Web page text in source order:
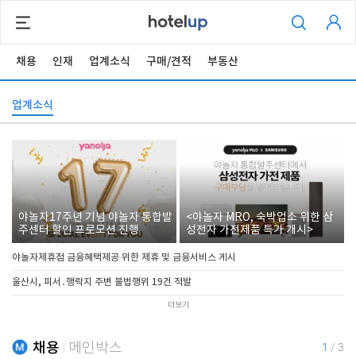
채용 인재 업계소식 구매/견적 부동산
업계소식
야놀자17주년 기념 야놀자 통합발
주센터 할인 프로모션 진행
<야놀자 MRO, 숙박업소 위한 삼
성전자 가전제품 특가 개시>
야놀자제휴점 금융혜택제공 위한 제휴 및 금융서비스 게시
울산시, 피서․행락지 주변 불법행위 19건 적발
더보기
채용 메인박스 1 / 3